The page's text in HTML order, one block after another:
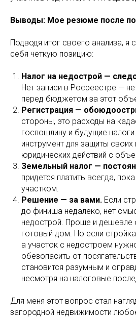
Выводы: Мое резюме после
Подводя итог своего анализа, я
себя четкую позицию:
Налог на недострой —
Нет записи в Росреестре —
перед бюджетом за этот
Регистрация —
стороны, это расходы на
госпошлину и будущие
инструмент для защиты
юридических действий с
Земельный налог —
придется платить всегда,
участком.
Решение — за вами. Если
до финиша недалеко, нет
недострой. Проще и
готовый дом. Но если
а участок с недостроем
обезопасить от
становится разумным и
несмотря на налоговые
Для меня этот вопрос стал
загородной недвижимости